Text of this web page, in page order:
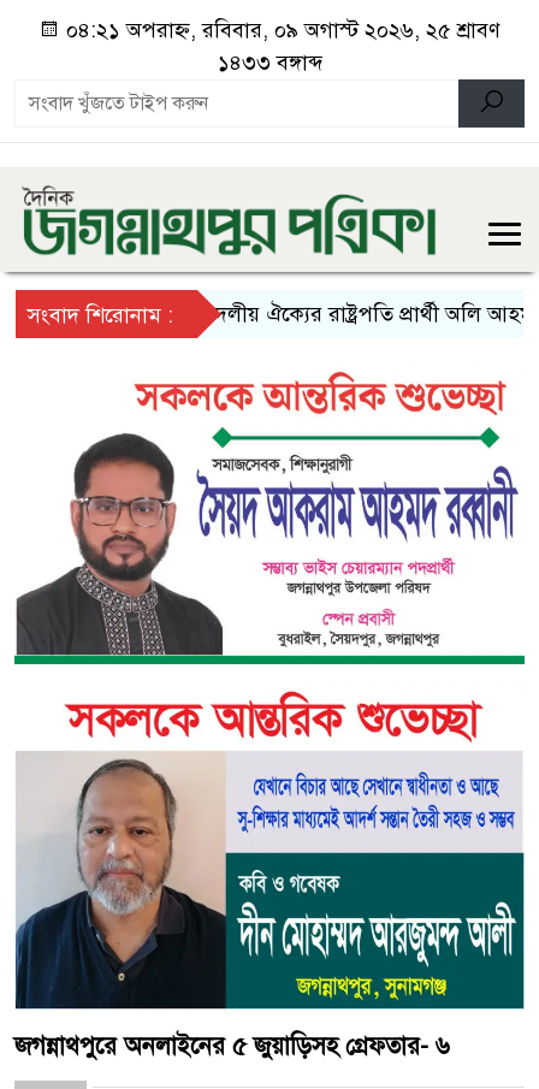
০৪:২১ অপরাহ্ন, রবিবার, ০৯ অগাস্ট ২০২৬, ২৫ শ্রাবণ
১৪৩৩ বঙ্গাব্দ
সংবাদ শিরোনাম :১১ দলীয় ঐক্যের রাষ্ট্রপতি প্রার্থী অলি আহমদ
জগন্নাথপুরে অনলাইনের ৫ জুয়াড়িসহ গ্রেফতার- ৬